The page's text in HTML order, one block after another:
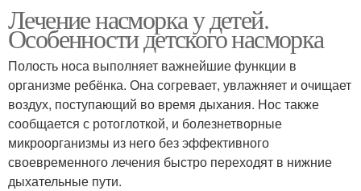
Лечение насморка у детей.
Особенности детского насморка
Полость носа выполняет важнейшие функции в
организме ребёнка. Она согревает, увлажняет и очищает
воздух, поступающий во время дыхания. Нос также
сообщается с ротоглоткой, и болезнетворные
микроорганизмы из него без эффективного
своевременного лечения быстро переходят в нижние
дыхательные пути.